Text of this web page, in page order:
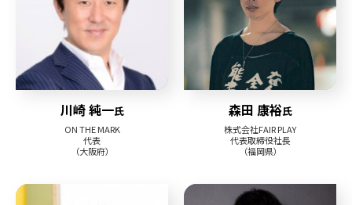
川崎 純一氏
ON THE MARK
代表
（大阪府）
森田 康裕氏
株式会社FAIR PLAY
代表取締役社長
（福岡県）